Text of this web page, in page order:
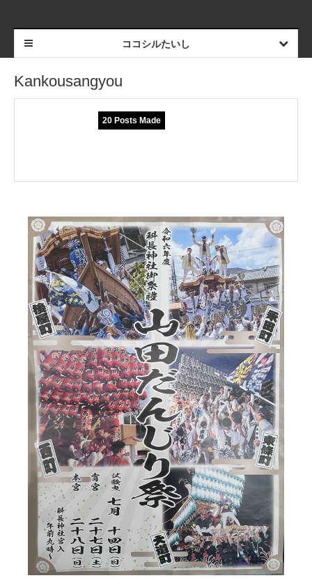
ココシルたいし
Kankousangyou
20 Posts Made